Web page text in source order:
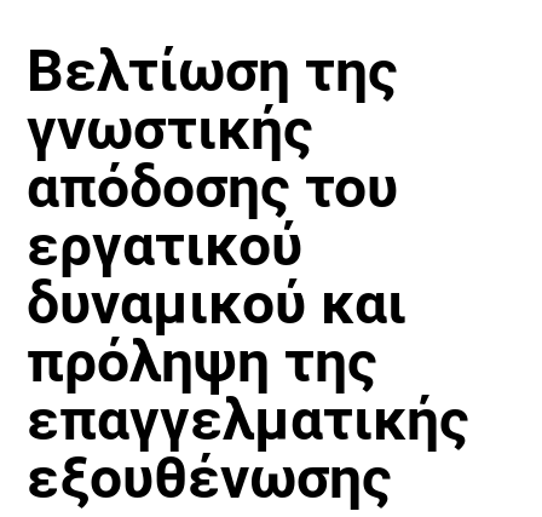
Βελτίωση της
γνωστικής
απόδοσης του
εργατικού
δυναμικού και
πρόληψη της
επαγγελματικής
εξουθένωσης